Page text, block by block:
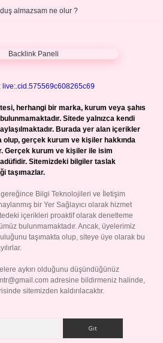
almazsam ne olur ?
live:.cid.575569c608265c69
herhangi bir marka, kurum veya şahıs
Sitede yalnızca kendi
Burada yer alan içerikler
olup, gerçek kurum ve kişiler hakkında
Gerçek kurum ve kişiler ile isim
Sitemizdeki bilgiler taslak
taşımazlar.
gereğince Bilgi Teknolojileri ve İletişim
bir Yer Sağlayıcı olarak hizmet
içerikleri proaktif olarak denetleme
bulunmamaktadır. Ancak, üyelerimiz
taşımakta olup, siteye üye olarak bu
aykırı olduğunu düşündüğünüz
adresine bildirmeniz halinde,
sitemizden kaldırılacaktır.